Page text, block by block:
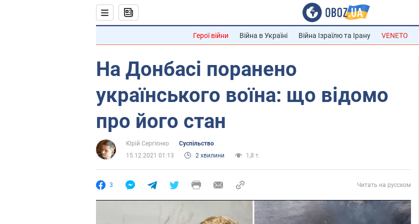
Герої війни Війна в Україні Війна Ізраїлю та Ірану VENETO
На Донбасі поранено
українського воїна: що відомо
про його стан
Юрій Сергієнко
Суспільство
15.12.2021 01:13
2 хвилини 1,8 т.
3 Читать на русском